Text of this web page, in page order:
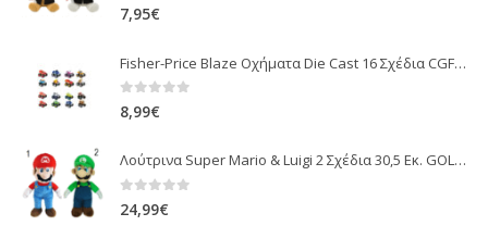
0out of 5
7,95€
Fisher-Price Blaze Οχήματα Die Cast 16 Σχέδια CGF20
0 out of 5
8,99€
Λούτρινα Super Mario & Luigi 2 Σχέδια 30,5 Εκ. GOL13769
0 out of 5
24,99€